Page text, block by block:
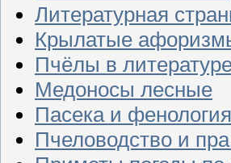
Литературная
Крылатые
Пчёлы в
Медоносы лесные
Пасека и фенология
Пчеловодство и